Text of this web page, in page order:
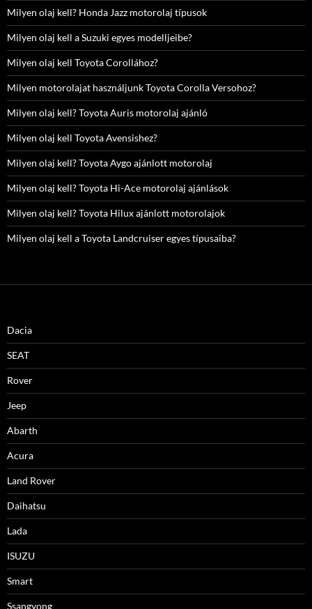
Milyen olaj kell? Honda Jazz motorolaj típusok
Milyen olaj kell a Suzuki egyes modelljeibe?
Milyen olaj kell Toyota Corollához?
Milyen motorolajat használjunk Toyota Corolla Versohoz?
Milyen olaj kell? Toyota Auris motorolaj ajánló
Milyen olaj kell Toyota Avensishez?
Milyen olaj kell? Toyota Aygo ajánlott motorolaj
Milyen olaj kell? Toyota Hi-Ace motorolaj ajánlások
Milyen olaj kell? Toyota Hilux ajánlott motorolajok
Milyen olaj kell a Toyota Landcruiser egyes típusaiba?
Dacia
SEAT
Rover
Jeep
Abarth
Acura
Land Rover
Daihatsu
Lada
ISUZU
Smart
Ssangyong